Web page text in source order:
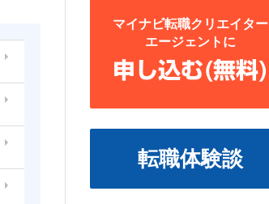
マイナビ転職クリエイター
エージェントに
申し込む(無料)
転職体験談